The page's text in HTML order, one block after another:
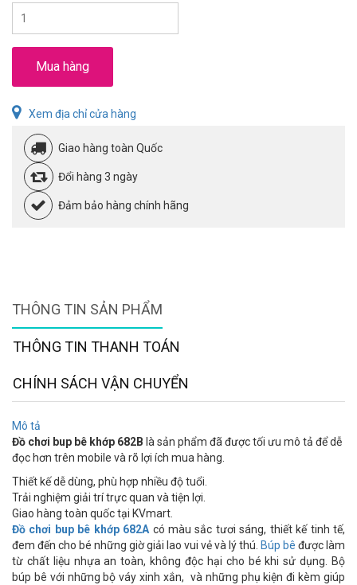
Mua hàng
Xem địa chỉ cửa hàng
Giao hàng toàn Quốc
Đổi hàng 3 ngày
Đảm bảo hàng chính hãng
THÔNG TIN SẢN PHẨM
THÔNG TIN THANH TOÁN
CHÍNH SÁCH VẬN CHUYỂN
Mô tả
Đồ chơi bup bê khớp 682B là sản phẩm đã được tối ưu mô tả để dễ
đọc hơn trên mobile và rõ lợi ích mua hàng.
Thiết kế dễ dùng, phù hợp nhiều độ tuổi.
Trải nghiệm giải trí trực quan và tiện lợi.
Giao hàng toàn quốc tại KVmart.
Đồ chơi bup bê khớp 682A có màu sắc tươi sáng, thiết kế tinh tế,
đem đến cho bé những giờ giải lao vui vẻ và lý thú. Búp bê được làm
từ chất liệu nhựa an toàn, không độc hại cho bé khi sử dụng. Bộ
búp bê với những bộ váy xinh xắn, và những phụ kiện đi kèm giúp